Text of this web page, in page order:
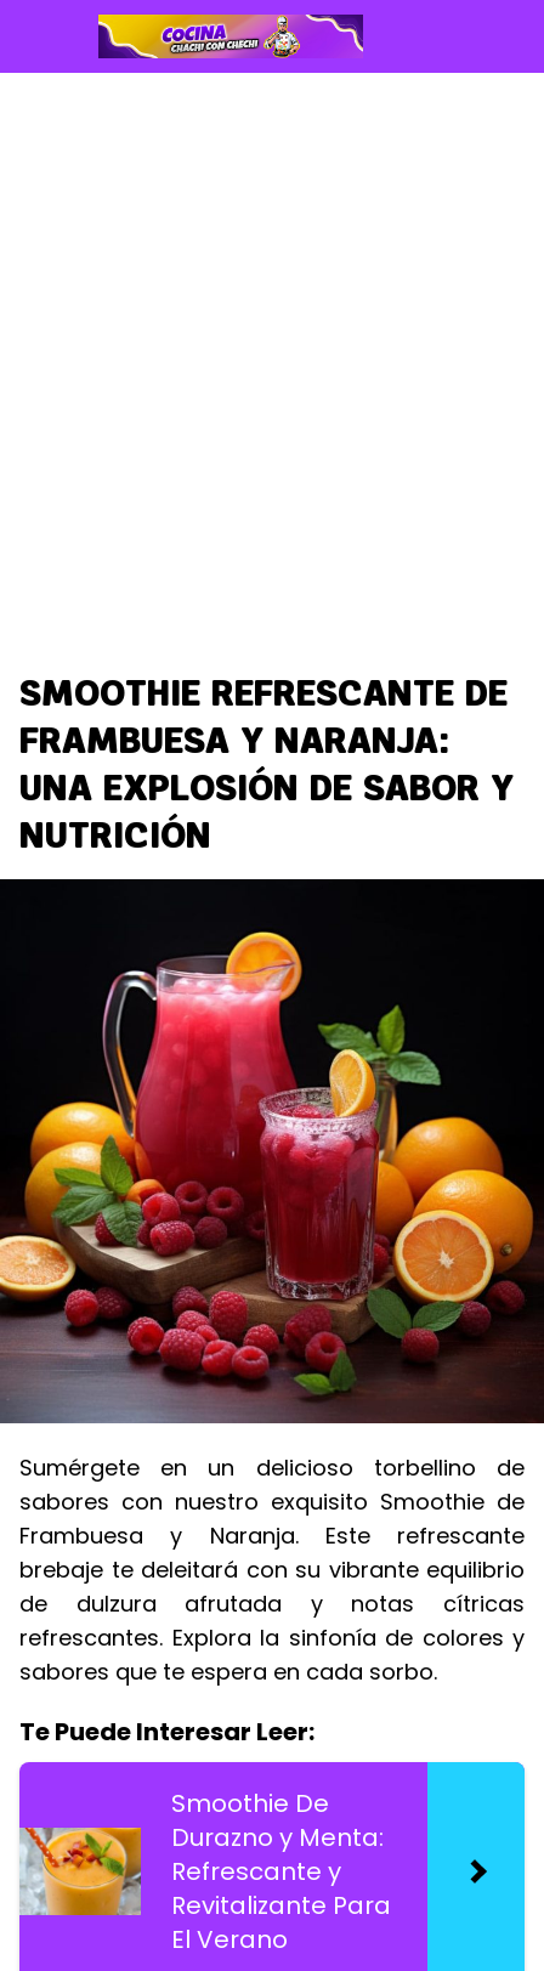
SMOOTHIE REFRESCANTE DE
FRAMBUESA Y NARANJA:
UNA EXPLOSIÓN DE SABOR Y
NUTRICIÓN
Sumérgete en un delicioso torbellino de
sabores con nuestro exquisito Smoothie de
Frambuesa y Naranja. Este refrescante
brebaje te deleitará con su vibrante equilibrio
de dulzura afrutada y notas cítricas
refrescantes. Explora la sinfonía de colores y
sabores que te espera en cada sorbo.
Te Puede Interesar Leer:
Smoothie De
Durazno y Menta:
Refrescante y
Revitalizante Para
El Verano